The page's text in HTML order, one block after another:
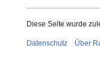
Diese Seite wurde
Datenschutz Über